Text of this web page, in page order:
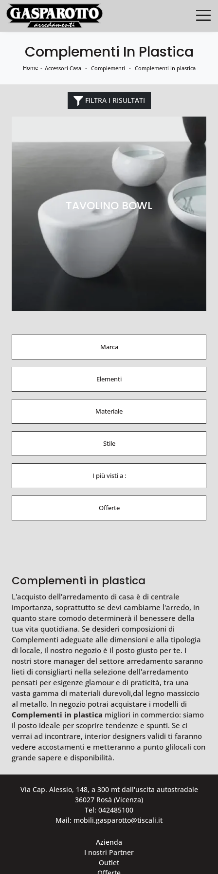
Complementi In Plastica
Home - Accessori Casa - Complementi - Complementi in plastica
FILTRA I RISULTATI
Marca
Elementi
Materiale
Stile
I più visti a :
Offerte
TAVOLINO BOWL
Complementi in plastica
L'acquisto dell'arredamento di casa è di centrale
importanza, soprattutto se devi cambiarne l'arredo, in
quanto stare comodo determinerà il benessere della
tua vita quotidiana. Se desideri composizioni di
Complementi adeguate alle dimensioni e alla tipologia
di locale, il nostro negozio è il posto giusto per te. I
nostri store manager del settore arredamento saranno
lieti di consigliarti nella selezione dell'arredamento
pensati per esigenze glamour e di praticità, tra una
vasta gamma di materiali durevoli,dal legno massiccio
al metallo. In negozio potrai acquistare i modelli di
Complementi in plastica migliori in commercio: siamo
il posto ideale per scoprire tendenze e spunti. Se ci
verrai ad incontrare, interior designers validi ti faranno
vedere accostamenti e metteranno a punto glilocali con
grande sapere e disponibilità.
Via Cap. Alessio, 148, a 300 mt dall'uscita autostradale
36027 Rosà (Vicenza)
Tel: 042485100
Mail: mobili.gasparotto@tiscali.it
Azienda
I nostri Partner
Outlet